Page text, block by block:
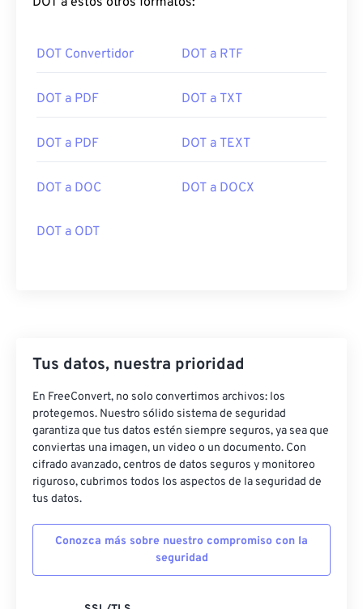
DOT Convertidor DOT a RTF
DOT a PDF DOT a TXT
DOT a PDF DOT a TEXT
DOT a DOC DOT a DOCX
DOT a ODT
Tus datos, nuestra prioridad
En FreeConvert, no solo convertimos archivos: los
protegemos. Nuestro sólido sistema de seguridad
garantiza que tus datos estén siempre seguros, ya sea que
conviertas una imagen, un video o un documento. Con
cifrado avanzado, centros de datos seguros y monitoreo
riguroso, cubrimos todos los aspectos de la seguridad de
tus datos.
Conozca más sobre nuestro compromiso con la
seguridad